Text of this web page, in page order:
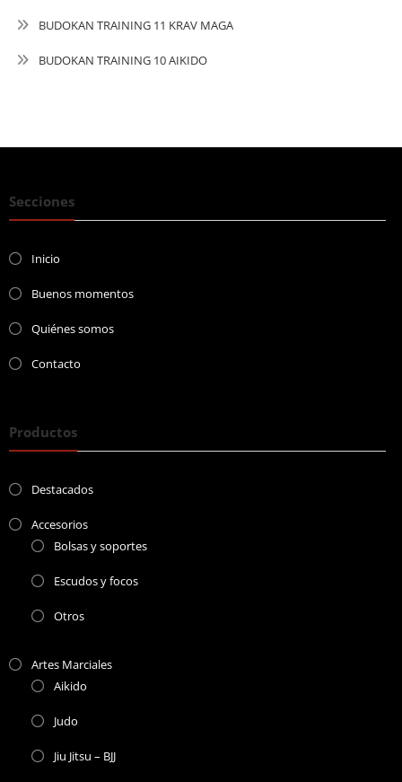
BUDOKAN TRAINING 11 KRAV MAGA
BUDOKAN TRAINING 10 AIKIDO
Secciones
Inicio
Buenos momentos
Quiénes somos
Contacto
Productos
Destacados
Accesorios
Bolsas y soportes
Escudos y focos
Otros
Artes Marciales
Aikido
Judo
Jiu Jitsu – BJJ